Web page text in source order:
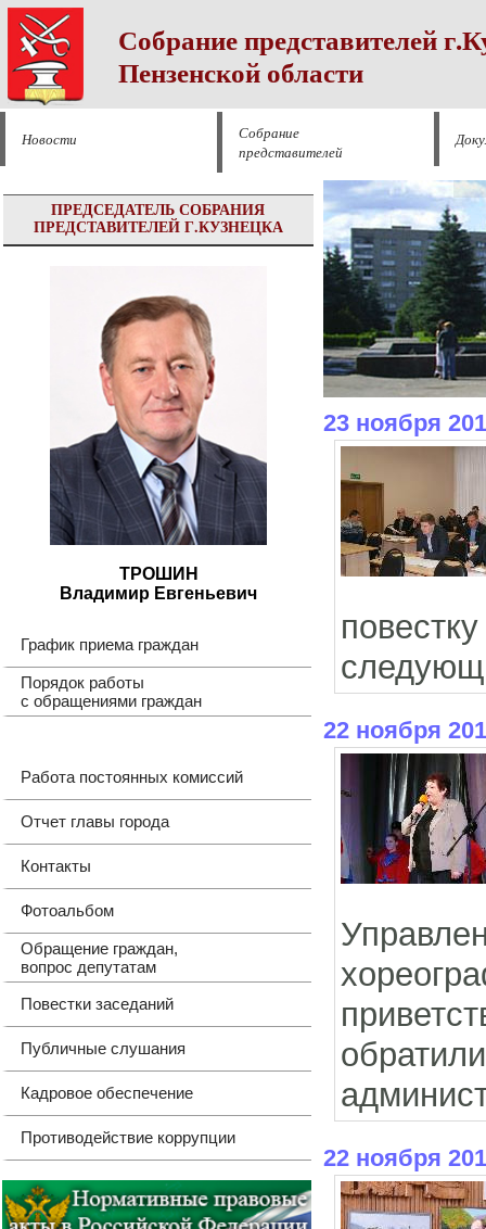
Собрание представителей
Пензенской области
Новости
Собрание
представителей
ПРЕДСЕДАТЕЛЬ СОБРАНИЯ
ПРЕДСТАВИТЕЛЕЙ Г.КУЗНЕЦКА
ТРОШИН
Владимир Евгеньевич
График приема граждан
Порядок работы
с обращениями граждан
Работа постоянных комиссий
Отчет главы города
Контакты
Фотоальбом
Обращение граждан,
вопрос депутатам
Повестки заседаний
Публичные слушания
Кадровое обеспечение
Противодействие коррупции
23 ноября
22 ноября
22 ноября